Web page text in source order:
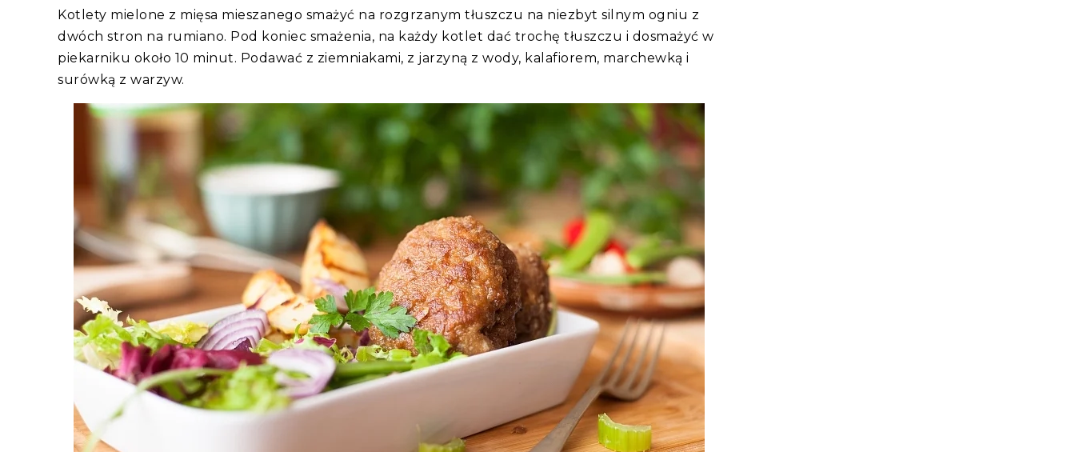
Kotlety mielone z mięsa mieszanego smażyć na rozgrzanym tłuszczu na niezbyt silnym ogniu z
dwóch stron na rumiano. Pod koniec smażenia, na każdy kotlet dać trochę tłuszczu i dosmażyć w
piekarniku około 10 minut. Podawać z ziemniakami, z jarzyną z wody, kalafiorem, marchewką i
surówką z warzyw.